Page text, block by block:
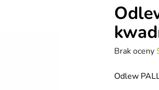
Średnia
produktu
Brak oceny
Odlew